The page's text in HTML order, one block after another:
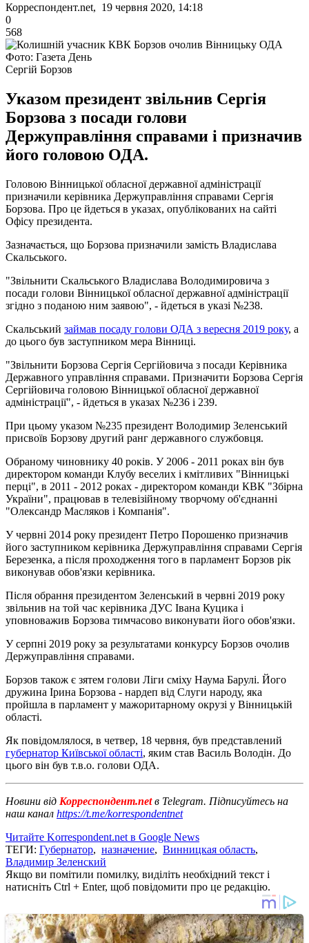
Корреспондент.net, 19 червня 2020, 14:18
0
568
Фото: Газета День
Сергій Борзов
Указом президент звільнив Сергія
Борзова з посади голови
Держуправління справами і призначив
його головою ОДА.
Головою Вінницької обласної державної адміністрації
призначили керівника Держуправління справами Сергія
Борзова. Про це йдеться в указах, опублікованих на сайті
Офісу президента.
Зазначається, що Борзова призначили замість Владислава
Скальського.
"Звільнити Скальського Владислава Володимировича з
посади голови Вінницької обласної державної адміністрації
згідно з поданою ним заявою", - йдеться в указі №238.
Скальський займав посаду голови ОДА з вересня 2019 року, а
до цього був заступником мера Вінниці.
"Звільнити Борзова Сергія Сергійовича з посади Керівника
Державного управління справами. Призначити Борзова Сергія
Сергійовича головою Вінницької обласної державної
адміністрації", - йдеться в указах №236 і 239.
При цьому указом №235 президент Володимир Зеленський
присвоїв Борзову другий ранг державного службовця.
Обраному чиновнику 40 років. У 2006 - 2011 роках він був
директором команди Клубу веселих і кмітливих "Вінницькі
перці", в 2011 - 2012 роках - директором команди КВК "Збірна
України", працював в телевізійному творчому об'єднанні
"Олександр Масляков і Компанія".
У червні 2014 року президент Петро Порошенко призначив
його заступником керівника Держуправління справами Сергія
Березенка, а після проходження того в парламент Борзов рік
виконував обов'язки керівника.
Після обрання президентом Зеленський в червні 2019 року
звільнив на той час керівника ДУС Івана Куцика і
уповноважив Борзова тимчасово виконувати його обов'язки.
У серпні 2019 року за результатами конкурсу Борзов очолив
Держуправління справами.
Борзов також є зятем голови Ліги сміху Наума Барулі. Його
дружина Ірина Борзова - нардеп від Слуги народу, яка
пройшла в парламент у мажоритарному окрузі у Вінницькій
області.
Як повідомлялося, в четвер, 18 червня, був представлений
губернатор Київської області, яким став Василь Володін. До
цього він був т.в.о. голови ОДА.
Новини від Корреспондент.netв Telegram. Підписуйтесь на
наш канал https://t.me/korrespondentnet
Читайте Korrespondent.net в Google News
ТЕГИ: Губернатор, назначение, Винницкая область,
Владимир Зеленский
Якщо ви помітили помилку, виділіть необхідний текст і
натисніть Ctrl + Enter, щоб повідомити про це редакцію.